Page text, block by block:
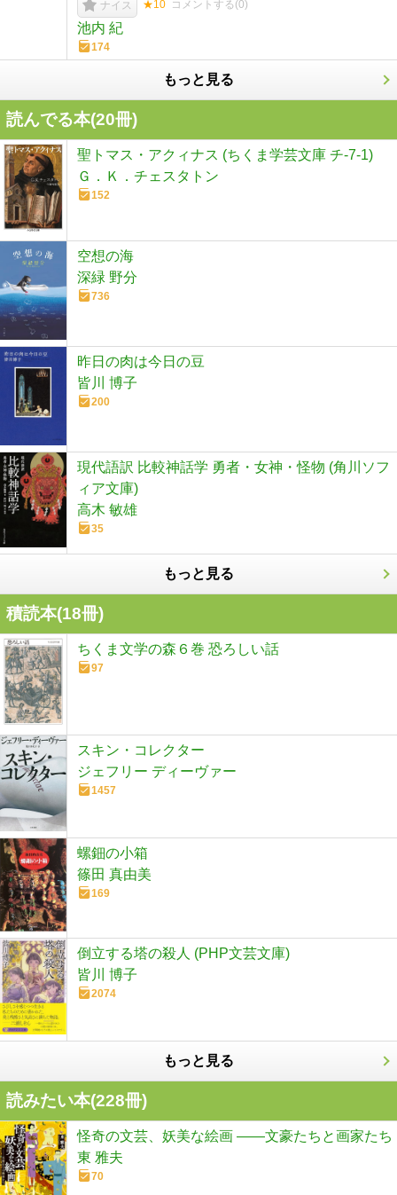
ナイス ★10 コメントする(0)
池内 紀
174
もっと見る
読んでる本(20冊)
聖トマス・アクィナス (ちくま学芸文庫 チ-7-1)
Ｇ．Ｋ．チェスタトン
152
空想の海
深緑 野分
736
昨日の肉は今日の豆
皆川 博子
200
現代語訳 比較神話学 勇者・女神・怪物 (角川ソフ
ィア文庫)
高木 敏雄
35
もっと見る
積読本(18冊)
ちくま文学の森６巻 恐ろしい話
97
スキン・コレクター
ジェフリー ディーヴァー
1457
螺鈿の小箱
篠田 真由美
169
倒立する塔の殺人 (PHP文芸文庫)
皆川 博子
2074
もっと見る
読みたい本(228冊)
怪奇の文芸、妖美な絵画 ――文豪たちと画家たち
東 雅夫
70